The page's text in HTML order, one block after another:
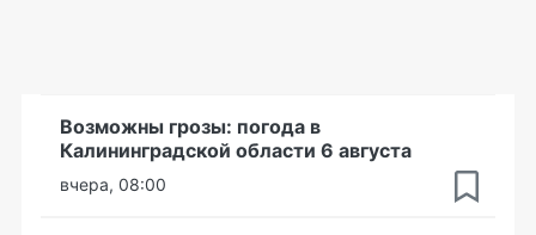
Возможны грозы: погода в
Калининградской области 6 августа
вчера, 08:00